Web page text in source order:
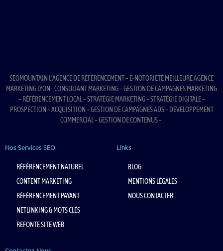
SEOMOUNTAIN L’AGENCE DE RÉFÉRENCEMENT – E-NOTORIETÉ MEILLEURE AGENCE
MARKETING LYON- CONSULTANT MARKETING – GESTION DE CAMPAGNES MARKETING
– RÉFÉRENCEMENT LOCAL – STRATÉGIE MARKETING – STRATÉGIE DIGITALE –
PROSPECTION – ACQUISITION – GESTION DE CAMPAGNES ADS – DÉVELOPPEMENT
COMMERCIAL – GESTION DE CONTENUS –
Nos Services SEO
RÉFÉRENCEMENT NATUREL
CONTENT MARKETING
RÉFÉRENCEMENT PAYANT
NETLINKING & MOTS CLÉS
REFONTE SITE WEB
Links
BLOG
MENTIONS LÉGALES
NOUS CONTACTER